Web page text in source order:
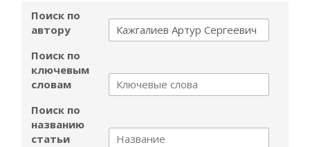
Поиск по
автору
Поиск по
ключевым
словам
Поиск по
названию
статьи